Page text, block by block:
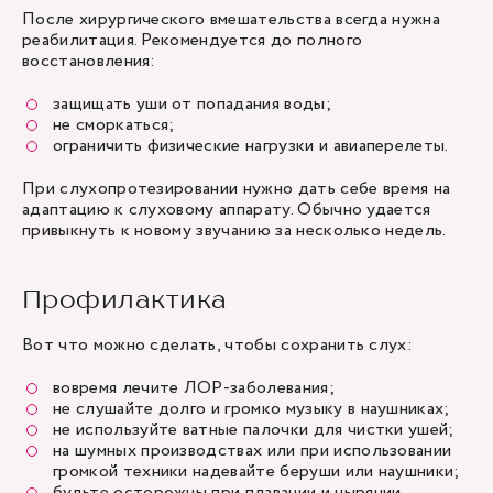
После хирургического вмешательства всегда нужна
реабилитация. Рекомендуется до полного
восстановления:
защищать уши от попадания воды;
не сморкаться;
ограничить физические нагрузки и авиаперелеты.
При слухопротезировании нужно дать себе время на
адаптацию к слуховому аппарату. Обычно удается
привыкнуть к новому звучанию за несколько недель.
Профилактика
Вот что можно сделать, чтобы сохранить слух:
вовремя лечите ЛОР-заболевания;
не слушайте долго и громко музыку в наушниках;
не используйте ватные палочки для чистки ушей;
на шумных производствах или при использовании
громкой техники надевайте беруши или наушники;